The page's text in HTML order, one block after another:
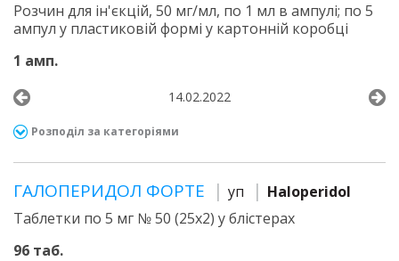
Розчин для ін'єкцій, 50 мг/мл, по 1 мл в ампулі; по 5
ампул у пластиковій формі у картонній коробці
1 амп.
14.02.2022
Розподіл за категоріями
ГАЛОПЕРИДОЛ ФОРТЕ уп
Haloperidol
Таблетки по 5 мг № 50 (25х2) у блістерах
96 таб.